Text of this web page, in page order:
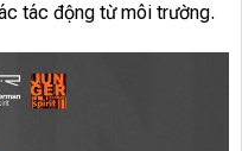
tác động từ môi trường.